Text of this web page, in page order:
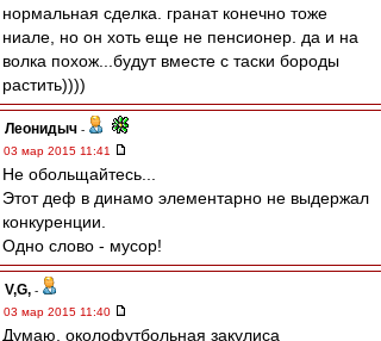
нормальная сделка. гранат конечно тоже
ниале, но он хоть еще не пенсионер. да и на
волка похож...будут вместе с таски бороды
растить))))
Леонидыч -
03 мар 2015 11:41
Не обольщайтесь...
Этот деф в динамо элементарно не выдержал
конкуренции.
Одно слово - мусор!
V,G, -
03 мар 2015 11:40
Думаю, околофутбольная закулиса